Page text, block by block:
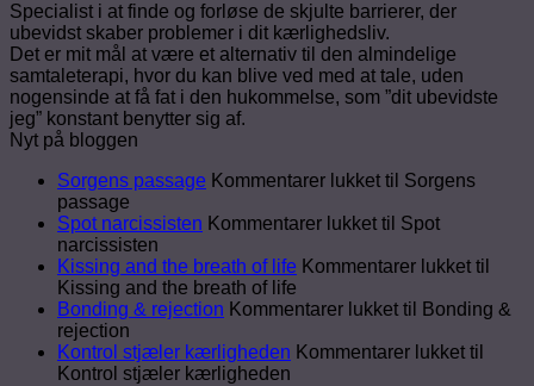
Specialist i at finde og forløse de skjulte barrierer, der
ubevidst skaber problemer i dit kærlighedsliv.
Det er mit mål at være et alternativ til den almindelige
samtaleterapi, hvor du kan blive ved med at tale, uden
nogensinde at få fat i den hukommelse, som ”dit ubevidste
jeg” konstant benytter sig af.
Nyt på bloggen
Sorgens passage Kommentarer lukket til Sorgens
passage
Spot narcissisten Kommentarer lukket til Spot
narcissisten
Kissing and the breath of life Kommentarer lukket til
Kissing and the breath of life
Bonding & rejection Kommentarer lukket til Bonding &
rejection
Kontrol stjæler kærligheden Kommentarer lukket til
Kontrol stjæler kærligheden